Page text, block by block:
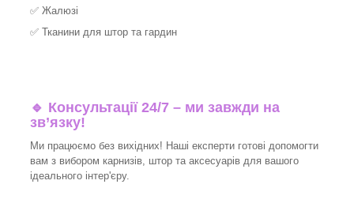
✅ Жалюзі
✅ Тканини для штор та гардин
🔹 Консультації 24/7 – ми завжди на
зв’язку!
Ми працюємо без вихідних! Наші експерти готові допомогти
вам з вибором карнизів, штор та аксесуарів для вашого
ідеального інтер'єру.​